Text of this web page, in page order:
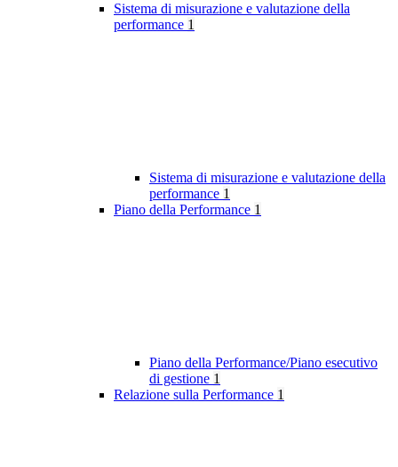
Sistema di misurazione e valutazione della
performance 1
Sistema di misurazione e valutazione della
performance 1
Piano della Performance 1
Piano della Performance/Piano esecutivo
di gestione 1
Relazione sulla Performance 1